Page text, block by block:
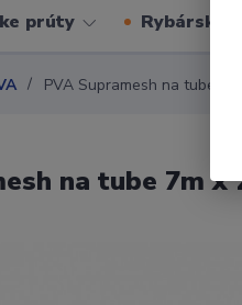
prúty Rybárske
PVA Supramesh na tube 7m
na tube 7m x